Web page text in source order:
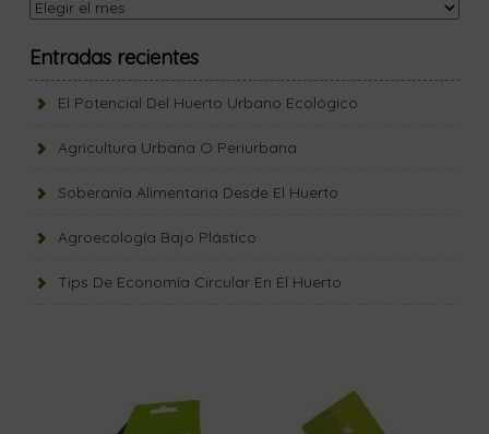
Entradas recientes
El Potencial Del Huerto Urbano Ecológico
Agricultura Urbana O Periurbana
Soberanía Alimentaria Desde El Huerto
Agroecología Bajo Plástico
Tips De Economía Circular En El Huerto